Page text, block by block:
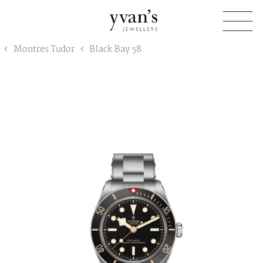
Jewellers
Montres Tudor Black Bay 58